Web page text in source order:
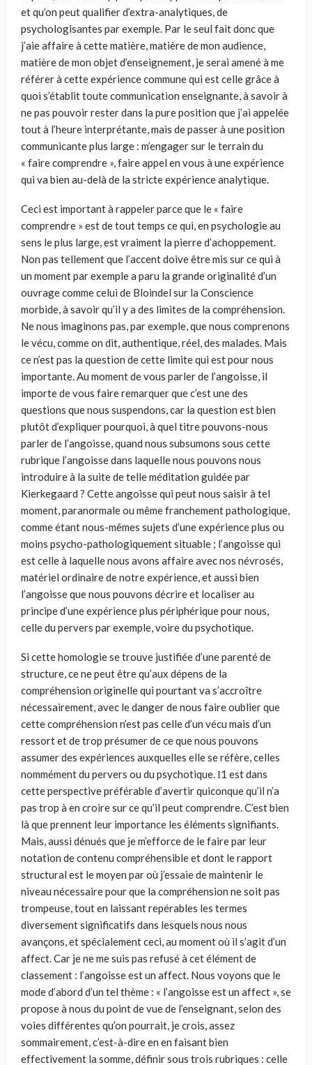
et qu’on peut qualifier d’extra-analytiques, de
psychologisantes par exemple. Par le seul fait donc que
j’aie affaire à cette matière, matière de mon audience,
matière de mon objet d’enseignement, je serai amené à me
référer à cette expérience commune qui est celle grâce à
quoi s’établit toute communication enseignante, à savoir à
ne pas pouvoir rester dans la pure position que j’ai appelée
tout à l’heure interprétante, mais de passer à une position
communicante plus large : m’engager sur le terrain du
« faire comprendre », faire appel en vous à une expérience
qui va bien au-delà de la stricte expérience analytique.
Ceci est important à rappeler parce que le « faire
comprendre » est de tout temps ce qui, en psychologie au
sens le plus large, est vraiment la pierre d’achoppement.
Non pas tellement que l’accent doive être mis sur ce qui à
un moment par exemple a paru la grande originalité d’un
ouvrage comme celui de Bloindel sur la Conscience
morbide, à savoir qu’il y a des limites de la compréhension.
Ne nous imaginons pas, par exemple, que nous comprenons
le vécu, comme on dit, authentique, réel, des malades. Mais
ce n’est pas la question de cette limite qui est pour nous
importante. Au moment de vous parler de l’angoisse, il
importe de vous faire remarquer que c’est une des
questions que nous suspendons, car la question est bien
plutôt d’expliquer pourquoi, à quel titre pouvons-nous
parler de l’angoisse, quand nous subsumons sous cette
rubrique l’angoisse dans laquelle nous pouvons nous
introduire à la suite de telle méditation guidée par
Kierkegaard ? Cette angoisse qui peut nous saisir à tel
moment, paranormale ou même franchement pathologique,
comme étant nous-mêmes sujets d’une expérience plus ou
moins psycho-pathologiquement situable ; l’angoisse qui
est celle à laquelle nous avons affaire avec nos névrosés,
matériel ordinaire de notre expérience, et aussi bien
l’angoisse que nous pouvons décrire et localiser au
principe d’une expérience plus périphérique pour nous,
celle du pervers par exemple, voire du psychotique.
Si cette homologie se trouve justifiée d’une parenté de
structure, ce ne peut être qu’aux dépens de la
compréhension originelle qui pourtant va s’accroître
nécessairement, avec le danger de nous faire oublier que
cette compréhension n’est pas celle d’un vécu mais d’un
ressort et de trop présumer de ce que nous pouvons
assumer des expériences auxquelles elle se réfère, celles
nommément du pervers ou du psychotique. Ι1 est dans
cette perspective préférable d’avertir quiconque qu’il n’a
pas trop à en croire sur ce qu’il peut comprendre. C’est bien
là que prennent leur importance les éléments signifiants.
Mais, aussi dénués que je m’efforce de le faire par leur
notation de contenu compréhensible et dont le rapport
structural est le moyen par où j’essaie de maintenir le
niveau nécessaire pour que la compréhension ne soit pas
trompeuse, tout en laissant repérables les termes
diversement significatifs dans lesquels nous nous
avançons, et spécialement ceci, au moment où il s’agit d’un
affect. Car je ne me suis pas refusé à cet élément de
classement : l’angoisse est un affect. Nous voyons que le
mode d’abord d’un tel thème : « l’angoisse est un affect », se
propose à nous du point de vue de l’enseignant, selon des
voies différentes qu’on pourrait, je crois, assez
sommairement, c’est-à-dire en en faisant bien
effectivement la somme, définir sous trois rubriques : celle